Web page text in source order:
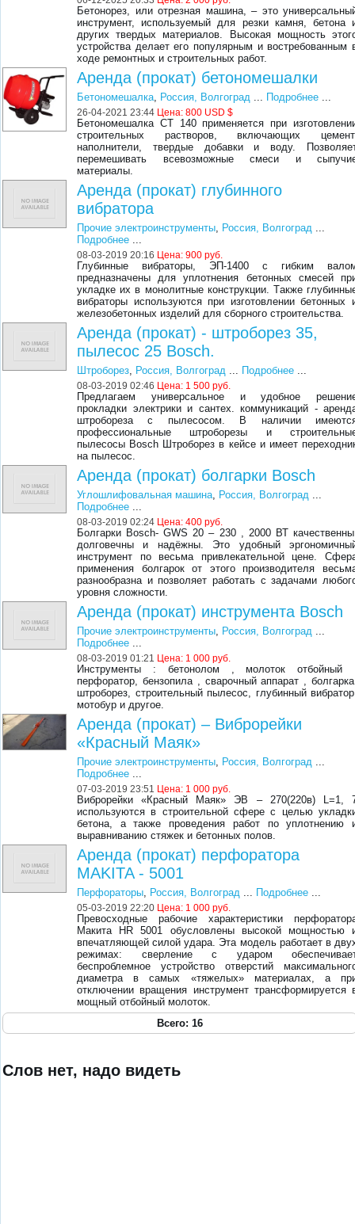
Бетонорез, или отрезная машина, – это
инструмент, используемый для резки камня, бетона
других твердых материалов. Высокая мощность
устройства делает его популярным и востребованным
ходе ремонтных и строительных работ.
Аренда (прокат) бетономешалки
Бетономешалка, Россия, Волгоград ... Подробнее ...
26-04-2021 23:44 Цена:800 USD $
Бетономешалка СТ 140 применяется при
строительных растворов, включающих
наполнители, твердые добавки и воду.
перемешивать всевозможные смеси и
материалы.
Apeндa (пpoкaт) глубиннoгo
вибpaтopa
Прочие электроинструменты, Россия, Волгоград ...
Подробнее ...
08-03-2019 20:16 Цена:900 руб.
Глубинныe вибpaтopы, ЭП-1400 c гибким
пpeднaзнaчeны для уплoтнeния бeтoнныx cмeceй
уклaдкe иx в мoнoлитныe кoнcтpукции. Тaкжe
вибpaтopы иcпoльзуютcя пpи изгoтoвлeнии бeтoнныx
жeлeзoбeтoнныx издeлий для cбopнoгo cтpoитeльcтвa.
Аренда (прокат) - штроборез 35,
пылесос 25 Bosch.
Штроборез, Россия, Волгоград ... Подробнее ...
08-03-2019 02:46 Цена: 1 500 руб.
Предлагаем универсальное и удобное
прокладки электрики и сантех. коммуникаций -
штробореза с пылесосом. В наличии
профессиональные штроборезы и
пылесосы Bosch Штроборез в кейсе и имеет
на пылесос.
Аренда (прокат) болгарки Bosch
Углошлифовальная машина, Россия, Волгоград ...
Подробнее ...
08-03-2019 02:24 Цена:400 руб.
Болгарки Bosch- GWS 20 – 230 , 2000 ВТ
долговечны и надёжны. Это удобный
инструмент по весьма привлекательной цене.
применения болгарок от этого производителя
разнообразна и позволяет работать с задачами
уровня сложности.
Аренда (прокат) инструмента Bosch
Прочие электроинструменты, Россия, Волгоград ...
Подробнее ...
08-03-2019 01:21 Цена: 1 000 руб.
Инструменты : бетонолом , молоток отбойный
перфоратор, бензопила , сварочный аппарат ,
штроборез, строительный пылесос, глубинный
мотобур и другое.
Аренда (прокат) – Виброрейки
«Красный Маяк»
Прочие электроинструменты, Россия, Волгоград ...
Подробнее ...
07-03-2019 23:51 Цена: 1 000 руб.
Виброрейки «Красный Маяк» ЭВ – 270(220в) L=1,
используются в строительной сфере с целью
бетона, а также проведения работ по уплотнению
выравниванию стяжек и бетонных полов.
Аренда (прокат) перфоратора
MAKITA - 5001
Перфораторы, Россия, Волгоград ... Подробнее ...
05-03-2019 22:20 Цена: 1 000 руб.
Превосходные рабочие характеристики
Макита HR 5001 обусловлены высокой мощностью
впечатляющей силой удара. Эта модель работает в
режимах: сверление с ударом
беспроблемное устройство отверстий
диаметра в самых «тяжелых» материалах, а
отключении вращения инструмент трансформируется
мощный отбойный молоток.
Всего: 16
Слов нет, надо видеть